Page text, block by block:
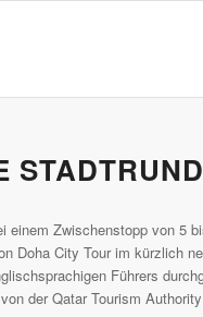
einem Zwischenstopp von 5
Doha City Tour im kürzlich
Führers
der Qatar Tourism